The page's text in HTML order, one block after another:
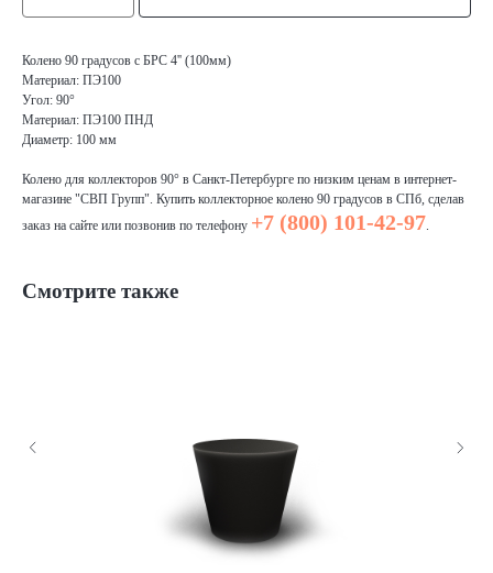
Колено 90 градусов с БРС 4'' (100мм)
Материал: ПЭ100
Угол: 90°
Материал: ПЭ100 ПНД
Диаметр: 100 мм
Колено для коллекторов 90° в Санкт-Петербурге по низким ценам в интернет-
магазине "СВП Групп". Купить коллекторное колено 90 градусов в СПб, сделав
заказ на сайте или позвонив по телефону +7 (800) 101-42-97.
Смотрите также